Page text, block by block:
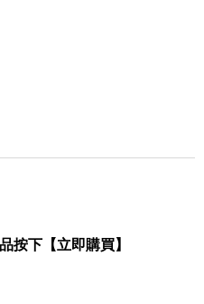
按下【立即購買】